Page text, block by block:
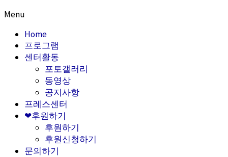
Menu
Home
프로그램
센터활동
포토갤러리
동영상
공지사항
프레스센터
❤후원하기
후원하기
후원신청하기
문의하기